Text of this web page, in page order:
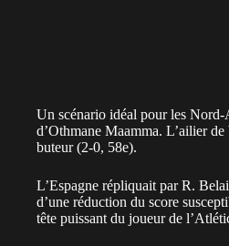
Un scénario idéal pour les Nord-
d’Othmane Maamma. L’ailier
buteur (2-0, 58e).
L’Espagne répliquait par R.
d’une réduction du score
tête puissant du joueur de